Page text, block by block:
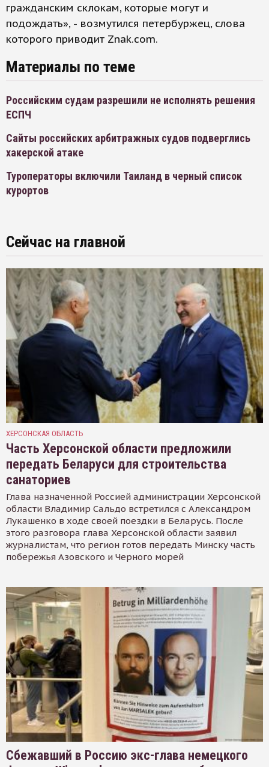
гражданским склокам, которые могут и
подождать», - возмутился петербуржец, слова
которого приводит Znak.com.
Материалы по теме
Российским судам разрешили не исполнять решения
ЕСПЧ
Сайты российских арбитражных судов подверглись
хакерской атаке
Туроператоры включили Таиланд в черный список
курортов
Сейчас на главной
ХЕРСОНСКАЯ ОБЛАСТЬ
Часть Херсонской области предложили
передать Беларуси для строительства
санаториев
Глава назначенной Россией администрации Херсонской
области Владимир Сальдо встретился с Александром
Лукашенко в ходе своей поездки в Беларусь. После
этого разговора глава Херсонской области заявил
журналистам, что регион готов передать Минску часть
побережья Азовского и Черного морей
Сбежавший в Россию экс-глава немецкого